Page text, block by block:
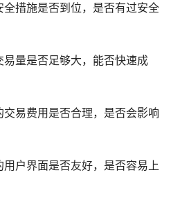
全措施是否到位，是否有过安全
易量是否足够大，能否快速成
交易费用是否合理，是否会影响
用户界面是否友好，是否容易上